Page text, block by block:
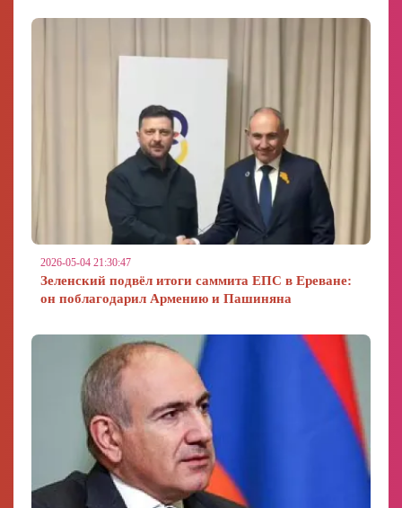
2026-05-04 21:30:47
Зеленский подвёл итоги саммита ЕПС в Ереване:
он поблагодарил Армению и Пашиняна